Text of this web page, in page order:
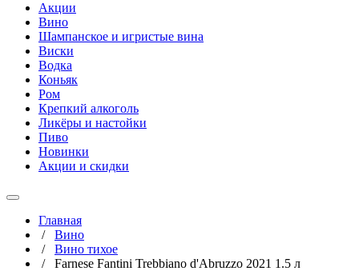
Акции
Вино
Шампанское и игристые вина
Виски
Водка
Коньяк
Ром
Крепкий алкоголь
Ликёры и настойки
Пиво
Новинки
Акции и скидки
Главная
/ Вино
/ Вино тихое
/ Farnese Fantini Trebbiano d'Abruzzo 2021 1.5 л